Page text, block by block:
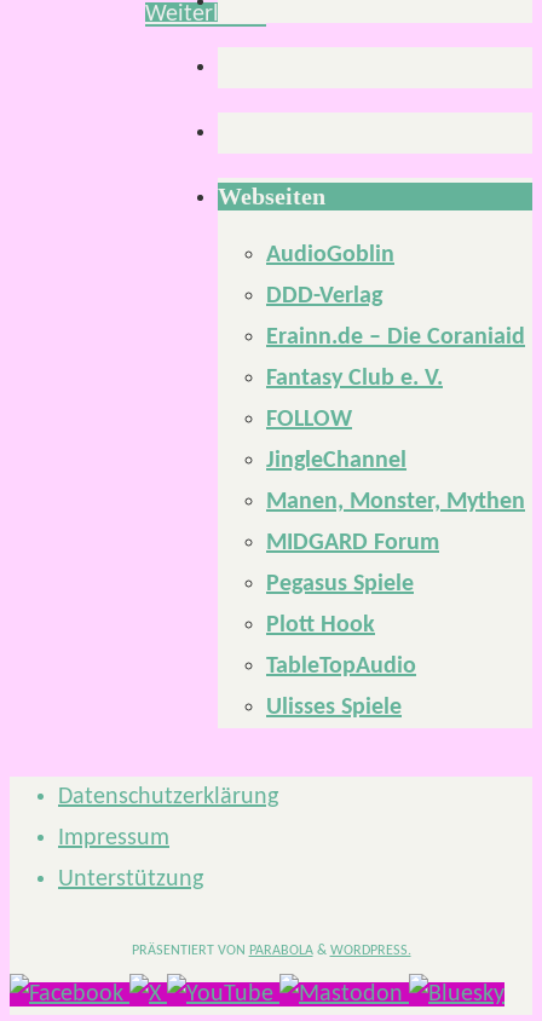
Weiterlesen
Webseiten
AudioGoblin
DDD-Verlag
Erainn.de – Die Coraniaid
Fantasy Club e. V.
FOLLOW
JingleChannel
Manen, Monster, Mythen
MIDGARD Forum
Pegasus Spiele
Plott Hook
TableTopAudio
Ulisses Spiele
Datenschutzerklärung
Impressum
Unterstützung
PRÄSENTIERT VON PARABOLA& WORDPRESS.